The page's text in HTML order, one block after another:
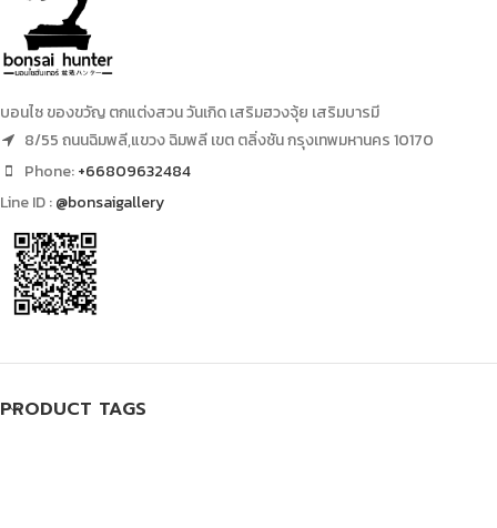
บอนไซ ของขวัญ ตกแต่งสวน วันเกิด เสริมฮวงจุ้ย เสริมบารมี
8/55 ถนนฉิมพลี,แขวง ฉิมพลี เขต ตลิ่งชัน กรุงเทพมหานคร 10170
Phone:+66809632484
Line ID :@bonsaigallery
PRODUCT TAGS